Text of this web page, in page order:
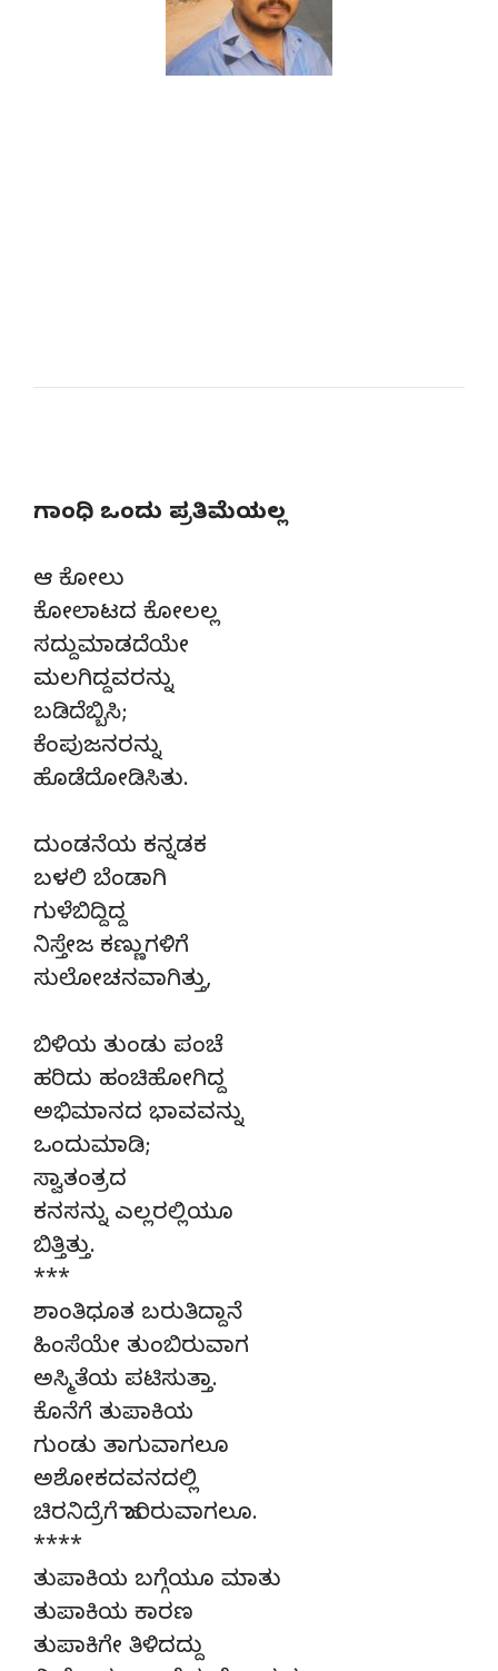
ಗಾಂಧಿ ಒಂದು ಪ್ರತಿಮೆಯಲ್ಲ
ಆ ಕೋಲು
ಕೋಲಾಟದ ಕೋಲಲ್ಲ
ಸದ್ದುಮಾಡದೆಯೇ
ಮಲಗಿದ್ದವರನ್ನು
ಬಡಿದೆಬ್ಬಿಸಿ;
ಕೆಂಪುಜನರನ್ನು
ಹೊಡೆದೋಡಿಸಿತು.
ದುಂಡನೆಯ ಕನ್ನಡಕ
ಬಳಲಿ ಬೆಂಡಾಗಿ
ಗುಳೆಬಿದ್ದಿದ್ದ
ನಿಸ್ತೇಜ ಕಣ್ಣುಗಳಿಗೆ
ಸುಲೋಚನವಾಗಿತ್ತು,
ಬಿಳಿಯ ತುಂಡು ಪಂಚೆ
ಹರಿದು ಹಂಚಿಹೋಗಿದ್ದ
ಅಭಿಮಾನದ ಭಾವವನ್ನು
ಒಂದುಮಾಡಿ;
ಸ್ವಾತಂತ್ರದ
ಕನಸನ್ನು ಎಲ್ಲರಲ್ಲಿಯೂ
ಬಿತ್ತಿತ್ತು.
***
ಶಾಂತಿಧೂತ ಬರುತಿದ್ದಾನೆ
ಹಿಂಸೆಯೇ ತುಂಬಿರುವಾಗ
ಅಸ್ಮಿತೆಯ ಪಟಿಸುತ್ತಾ.
ಕೊನೆಗೆ ತುಪಾಕಿಯ
ಗುಂಡು ತಾಗುವಾಗಲೂ
ಅಶೋಕದವನದಲ್ಲಿ
ಚಿರನಿದ್ರೆಗೆ ಜಾರಿರುವಾಗಲೂ.
****
ತುಪಾಕಿಯ ಬಗ್ಗೆಯೂ ಮಾತು
ತುಪಾಕಿಯ ಕಾರಣ
ತುಪಾಕಿಗೇ ತಿಳಿದದ್ದು